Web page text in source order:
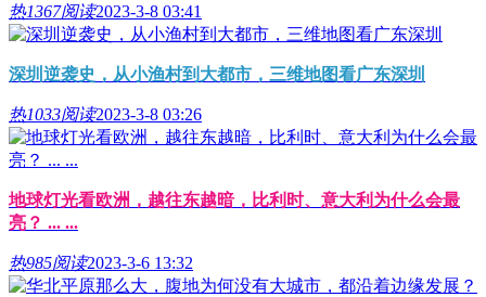
热1367阅读2023-3-8 03:41
深圳逆袭史，从小渔村到大都市，三维地图看广东深圳
热1033阅读2023-3-8 03:26
地球灯光看欧洲，越往东越暗，比利时、意大利为什么会最
亮？ ... ...
热985阅读2023-3-6 13:32